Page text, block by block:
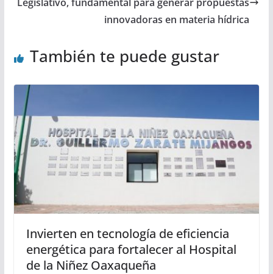
innovadoras en materia hídrica
También te puede gustar
Invierten en tecnología de eficiencia
energética para fortalecer al Hospital
de la Niñez Oaxaqueña